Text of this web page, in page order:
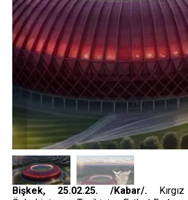
Bişkek, 25.02.25. /Kabar/.